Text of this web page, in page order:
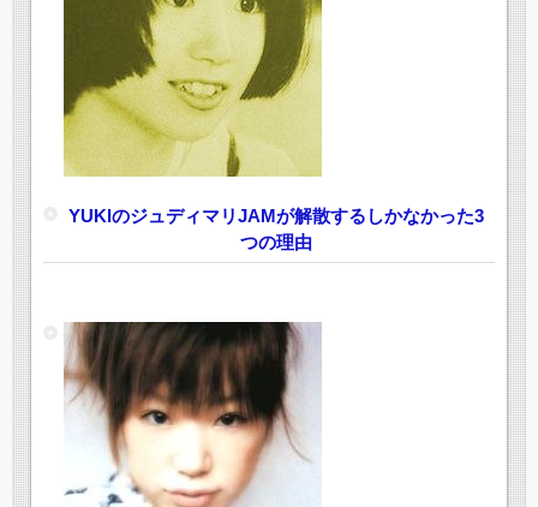
YUKIのジュディマリJAMが解散するしかなかった3
つの理由